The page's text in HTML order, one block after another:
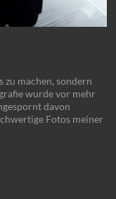
zu machen, sondern
wurde vor mehr
davon
Fotos meiner